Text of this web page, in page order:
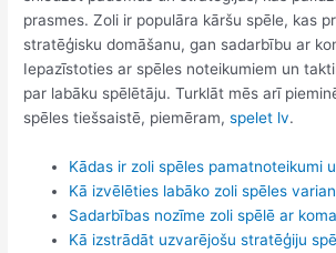
prasmes. Zoli ir populāra kāršu spēle, kas
stratēģisku domāšanu, gan sadarbību ar
Iepazīstoties ar spēles noteikumiem un
par labāku spēlētāju. Turklāt mēs arī
spēles tiešsaistē, piemēram,spelet lv.
Kādas ir zoli spēles pamatnoteikumi
Kā izvēlēties labāko zoli spēles
Sadarbības nozīme zoli spēlē ar
Kā izstrādāt uzvarējošu stratēģiju